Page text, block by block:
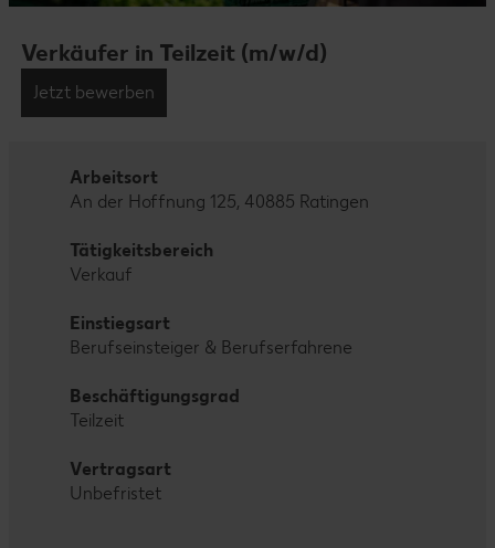
Verkäufer in Teilzeit (m/w/d)
Jetzt bewerben
Arbeitsort
An der Hoffnung 125, 40885 Ratingen
Tätigkeitsbereich
Verkauf
Einstiegsart
Berufseinsteiger & Berufserfahrene
Beschäftigungsgrad
Teilzeit
Vertragsart
Unbefristet